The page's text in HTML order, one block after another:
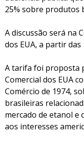
25% sobre produtos
A discussão será na
dos EUA, a partir
A tarifa foi proposta
Comercial dos EUA
Comércio de 1974,
brasileiras
mercado de etanol e
aos interesses